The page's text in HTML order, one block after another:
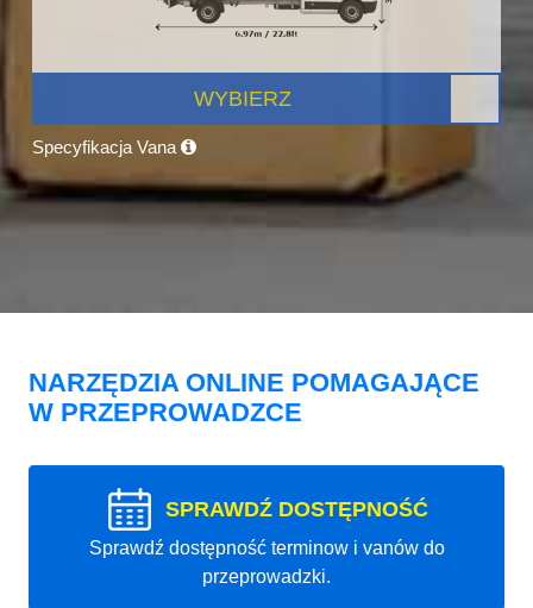
WYBIERZ
Specyfikacja Vana
NARZĘDZIA ONLINE POMAGAJĄCE
W PRZEPROWADZCE
SPRAWDŹ DOSTĘPNOŚĆ
Sprawdź dostępność terminow i vanów do
przeprowadzki.